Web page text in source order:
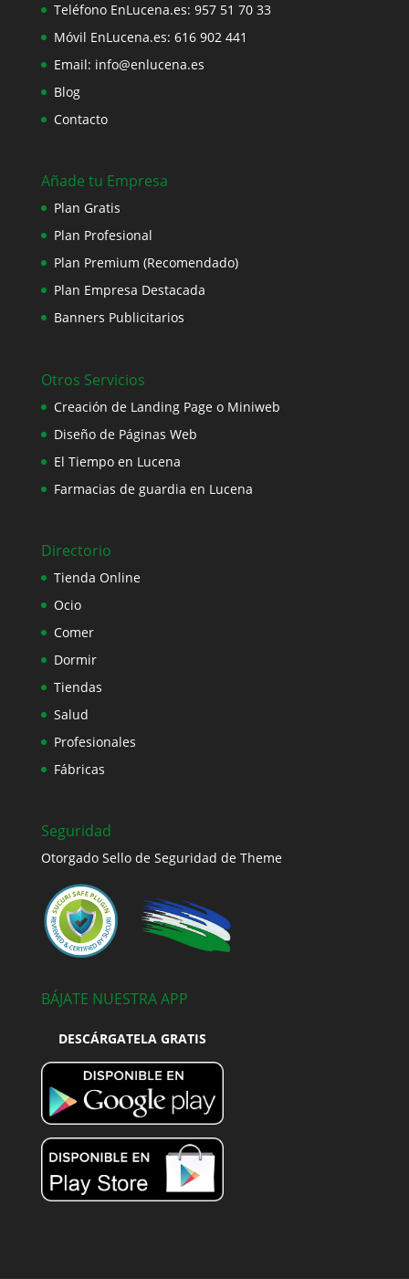
Teléfono EnLucena.es: 957 51 70 33
Móvil EnLucena.es: 616 902 441
Email: info@enlucena.es
Blog
Contacto
Añade tu Empresa
Plan Gratis
Plan Profesional
Plan Premium (Recomendado)
Plan Empresa Destacada
Banners Publicitarios
Otros Servicios
Creación de Landing Page o Miniweb
Diseño de Páginas Web
El Tiempo en Lucena
Farmacias de guardia en Lucena
Directorio
Tienda Online
Ocio
Comer
Dormir
Tiendas
Salud
Profesionales
Fábricas
Seguridad
Otorgado Sello de Seguridad de Theme
BÁJATE NUESTRA APP
DESCÁRGATELA GRATIS